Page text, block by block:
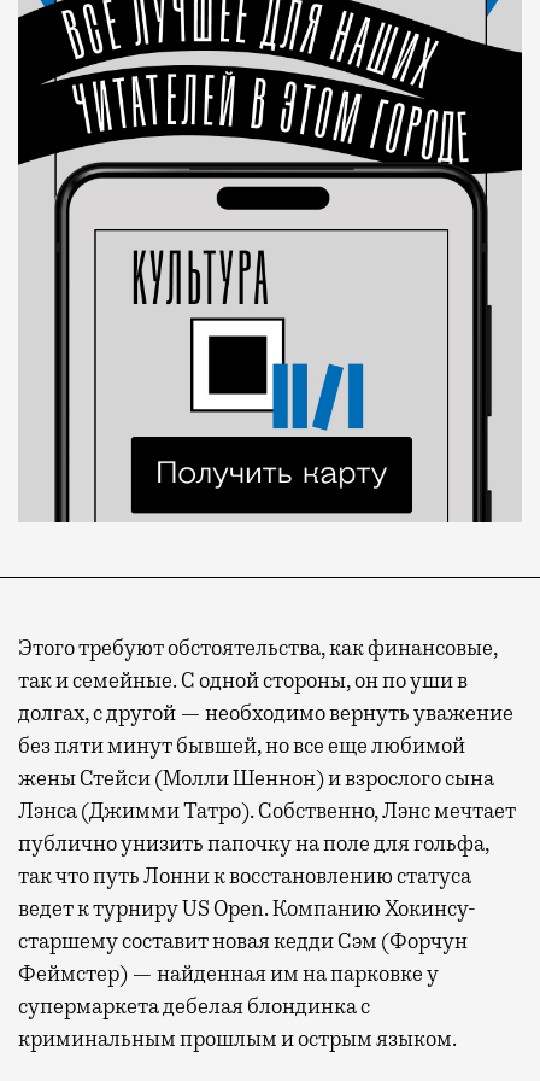
Этого требуют обстоятельства, как финансовые,
так и семейные. С одной стороны, он по уши в
долгах, с другой — необходимо вернуть уважение
без пяти минут бывшей, но все еще любимой
жены Стейси (Молли Шеннон) и взрослого сына
Лэнса (Джимми Татро). Собственно, Лэнс мечтает
публично унизить папочку на поле для гольфа,
так что путь Лонни к восстановлению статуса
ведет к турниру US Open. Компанию Хокинсу-
старшему составит новая кедди Сэм (Форчун
Феймстер) — найденная им на парковке у
супермаркета дебелая блондинка с
криминальным прошлым и острым языком.